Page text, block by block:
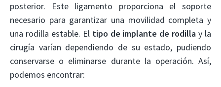
posterior. Este ligamento proporciona el soporte
necesario para garantizar una movilidad completa y
una rodilla estable. El tipo de implante de rodilla y la
cirugía varían dependiendo de su estado, pudiendo
conservarse o eliminarse durante la operación. Así,
podemos encontrar: